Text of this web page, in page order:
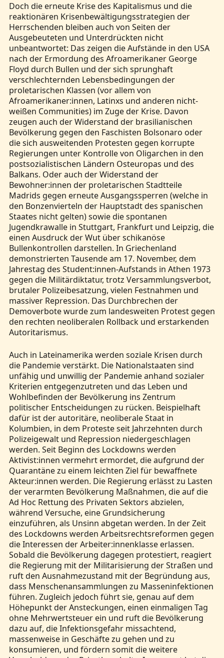
Doch die erneute Krise des Kapitalismus und die
reaktionären Krisenbewältigungsstrategien der
Herrschenden bleiben auch von Seiten der
Ausgebeuteten und Unterdrückten nicht
unbeantwortet: Das zeigen die Aufstände in den USA
nach der Ermordung des Afroamerikaner George
Floyd durch Bullen und der sich sprunghaft
verschlechternden Lebensbedingungen der
proletarischen Klassen (vor allem von
Afroamerikaner:innen, Latinxs und anderen nicht-
weißen Communities) im Zuge der Krise. Davon
zeugen auch der Widerstand der brasilianischen
Bevölkerung gegen den Faschisten Bolsonaro oder
die sich ausweitenden Protesten gegen korrupte
Regierungen unter Kontrolle von Oligarchen in den
postsozialistischen Ländern Osteuropas und des
Balkans. Oder auch der Widerstand der
Bewohner:innen der proletarischen Stadtteile
Madrids gegen erneute Ausgangssperren (welche in
den Bonzenvierteln der Hauptstadt des spanischen
Staates nicht gelten) sowie die spontanen
Jugendkrawalle in Stuttgart, Frankfurt und Leipzig, die
einen Ausdruck der Wut über schikanöse
Bullenkontrollen darstellen. In Griechenland
demonstrierten Tausende am 17. November, dem
Jahrestag des Student:innen-Aufstands in Athen 1973
gegen die Militärdiktatur, trotz Versammlungsverbot,
brutaler Polizeibesatzung, vielen Festnahmen und
massiver Repression. Das Durchbrechen der
Demoverbote wurde zum landesweiten Protest gegen
den rechten neoliberalen Rollback und erstarkenden
Autoritarismus.
Auch in Lateinamerika werden soziale Krisen durch
die Pandemie verstärkt. Die Nationalstaaten sind
unfähig und unwillig der Pandemie anhand sozialer
Kriterien entgegenzutreten und das Leben und
Wohlbefinden der Bevölkerung ins Zentrum
politischer Entscheidungen zu rücken. Beispielhaft
dafür ist der autoritäre, neoliberale Staat in
Kolumbien, in dem Proteste seit Jahrzehnten durch
Polizeigewalt und Repression niedergeschlagen
werden. Seit Beginn des Lockdowns werden
Aktivist:innen vermehrt ermordet, die aufgrund der
Quarantäne zu einem leichten Ziel für bewaffnete
Akteur:innen werden. Die Regierung erlässt zu Lasten
der verarmten Bevölkerung Maßnahmen, die auf die
Ad Hoc Rettung des Privaten Sektors abzielen,
während Versuche, eine Grundsicherung
einzuführen, als Unsinn abgetan werden. In der Zeit
des Lockdowns werden Arbeitsrechtsreformen gegen
die Interessen der Arbeiter:innenklasse erlassen.
Sobald die Bevölkerung dagegen protestiert, reagiert
die Regierung mit der Militarisierung der Straßen und
ruft den Ausnahmezustand mit der Begründung aus,
dass Menschenansammlungen zu Masseninfektionen
führen. Zugleich jedoch führt sie, genau auf dem
Höhepunkt der Ansteckungen, einen einmaligen Tag
ohne Mehrwertsteuer ein und ruft die Bevölkerung
dazu auf, die Infektionsgefahr missachtend,
massenweise in Geschäfte zu gehen und zu
konsumieren, und fördern somit die weitere